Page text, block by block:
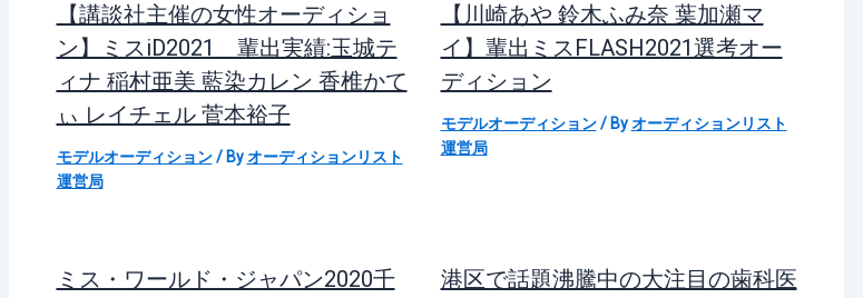
【講談社主催の女性オーディショ
ン】ミスiD2021 輩出実績:玉城テ
ィナ 稲村亜美 藍染カレン 香椎かて
ぃ レイチェル 菅本裕子
モデルオーディション/ Byオーディションリスト
運営局
【川崎あや 鈴木ふみ奈 葉加瀬マ
イ】輩出ミスFLASH2021選考オー
ディション
モデルオーディション/ Byオーディションリスト
運営局
ミス・ワールド・ジャパン2020千
港区で話題沸騰中の大注目の歯科医